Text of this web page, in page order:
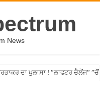
News
ਦਾ ਖੁਲਾਸਾ ! ”ਲਾਫਟਰ ਚੈਲੇਂਜ”